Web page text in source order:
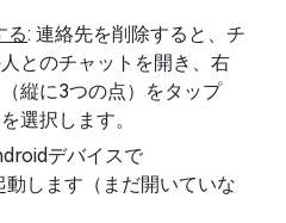
る: 連絡先を削除すると、チ
とのチャットを開き、右
（縦に3つの点）をタップ
を選択します。
デバイスで
動します（まだ開いていな